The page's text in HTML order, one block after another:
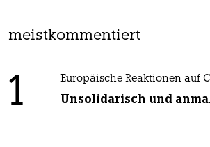
meistkommentiert
1 Europäische Reaktionen auf
Unsolidarisch und